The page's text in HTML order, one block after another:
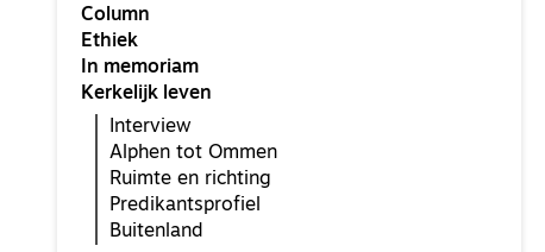
Column
Ethiek
In memoriam
Kerkelijk leven
Interview
Alphen tot Ommen
Ruimte en richting
Predikantsprofiel
Buitenland